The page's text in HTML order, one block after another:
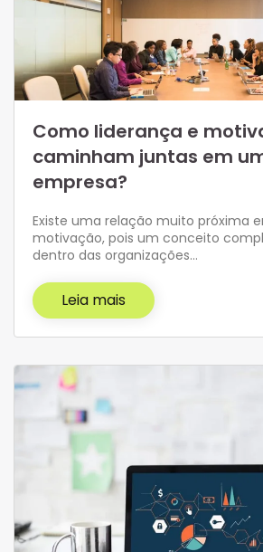
Como liderança e
caminham juntas em
empresa?
Existe uma relação muito próxima
motivação, pois um conceito
dentro das organizações…
Leia mais